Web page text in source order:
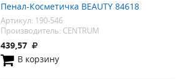
Пенал-Косметичка BEAUTY 84618
Артикул: 190-546
Производитель: CENTRUM
439,57
В корзину